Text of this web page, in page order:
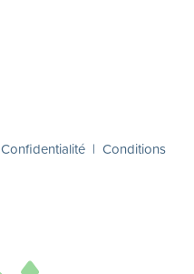
Confidentialité | Conditions